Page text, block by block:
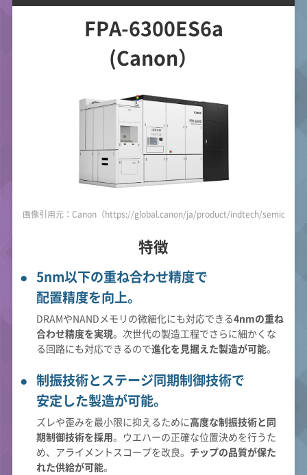
FPA-6300ES6a
(Canon）
画像引用元：Canon（https://global.canon/ja/product/indtech/semicon/
特徴
5nm以下の重ね合わせ精度で
配置精度を向上。
DRAMやNANDメモリの微細化にも対応できる4nmの重ね
合わせ精度を実現。次世代の製造工程でさらに細かくな
る回路にも対応できるので進化を見据えた製造が可能。
制振技術とステージ同期制御技術で
安定した製造が可能。
ズレや歪みを最小限に抑えるために高度な制振技術と同
期制御技術を採用。ウエハーの正確な位置決めを行うた
め、アライメントスコープを改良。 チップの品質が保た
れた供給が可能。